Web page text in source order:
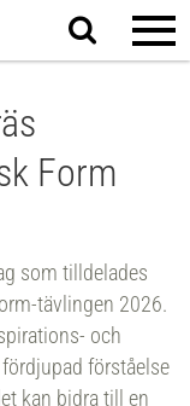
Sök
på
Form
som tilldelades
tävlingen 2026.
och
förståelse
kan bidra till en